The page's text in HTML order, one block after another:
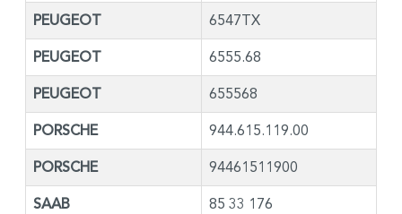
PEUGEOT 6547TX
PEUGEOT 6555.68
PEUGEOT 655568
PORSCHE 944.615.119.00
PORSCHE 94461511900
SAAB 85 33 176